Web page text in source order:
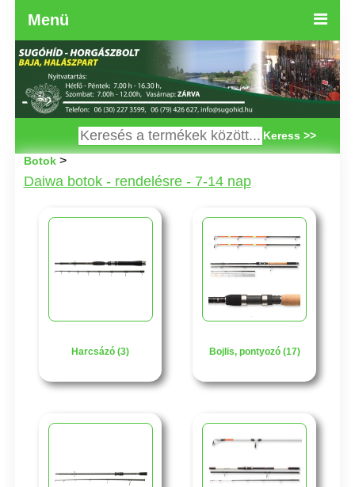
Menü
Keress >>
Botok>
Daiwa botok - rendelésre - 7-14 nap
Harcsázó (3) Bojlis, pontyozó (17)